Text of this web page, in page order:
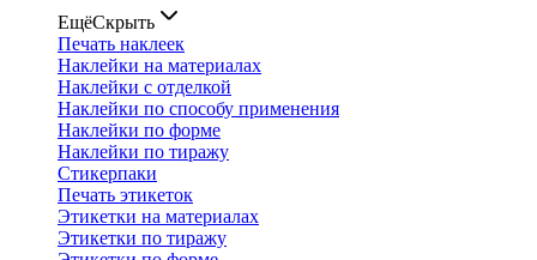
ЕщёСкрыть
Печать наклеек
Наклейки на материалах
Наклейки с отделкой
Наклейки по способу применения
Наклейки по форме
Наклейки по тиражу
Стикерпаки
Печать этикеток
Этикетки на материалах
Этикетки по тиражу